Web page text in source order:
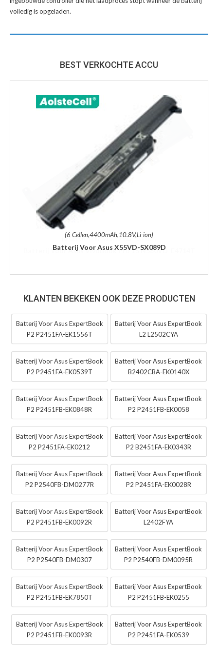
volledig is opgeladen.
BEST VERKOCHTE ACCU
(6 Cellen,4400mAh,10.8V,Li-ion)
Batterij Voor Asus X55VD-SX089D
KLANTEN BEKEKEN OOK DEZE PRODUCTEN
Batterij Voor Asus ExpertBook
P2 P2451FA-EK1556T
Batterij Voor Asus ExpertBook
L2 L2502CYA
Batterij Voor Asus ExpertBook
P2 P2451FA-EK0539T
Batterij Voor Asus ExpertBook
B2402CBA-EK0140X
Batterij Voor Asus ExpertBook
P2 P2451FB-EK0848R
Batterij Voor Asus ExpertBook
P2 P2451FB-EK0058
Batterij Voor Asus ExpertBook
P2 P2451FA-EK0212
Batterij Voor Asus ExpertBook
P2 B2451FA-EK0343R
Batterij Voor Asus ExpertBook
P2 P2540FB-DM0277R
Batterij Voor Asus ExpertBook
P2 P2451FA-EK0028R
Batterij Voor Asus ExpertBook
P2 P2451FB-EK0092R
Batterij Voor Asus ExpertBook
L2402FYA
Batterij Voor Asus ExpertBook
P2 P2540FB-DM0307
Batterij Voor Asus ExpertBook
P2 P2540FB-DM0095R
Batterij Voor Asus ExpertBook
P2 P2451FB-EK7850T
Batterij Voor Asus ExpertBook
P2 P2451FB-EK0255
Batterij Voor Asus ExpertBook
P2 P2451FB-EK0093R
Batterij Voor Asus ExpertBook
P2 P2451FA-EK0539